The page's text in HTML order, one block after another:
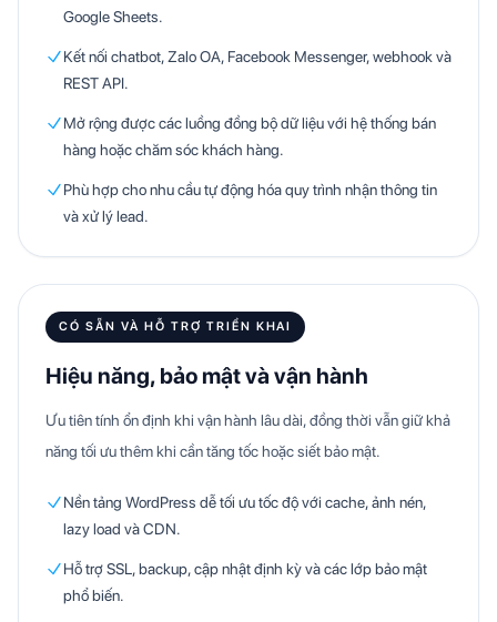
Google Sheets.
Kết nối chatbot, Zalo OA, Facebook Messenger, webhook và
REST API.
Mở rộng được các luồng đồng bộ dữ liệu với hệ thống bán
hàng hoặc chăm sóc khách hàng.
Phù hợp cho nhu cầu tự động hóa quy trình nhận thông tin
và xử lý lead.
CÓ SẴN VÀ HỖ TRỢ TRIỂN KHAI
Hiệu năng, bảo mật và vận hành
Ưu tiên tính ổn định khi vận hành lâu dài, đồng thời vẫn giữ khả
năng tối ưu thêm khi cần tăng tốc hoặc siết bảo mật.
Nền tảng WordPress dễ tối ưu tốc độ với cache, ảnh nén,
lazy load và CDN.
Hỗ trợ SSL, backup, cập nhật định kỳ và các lớp bảo mật
phổ biến.